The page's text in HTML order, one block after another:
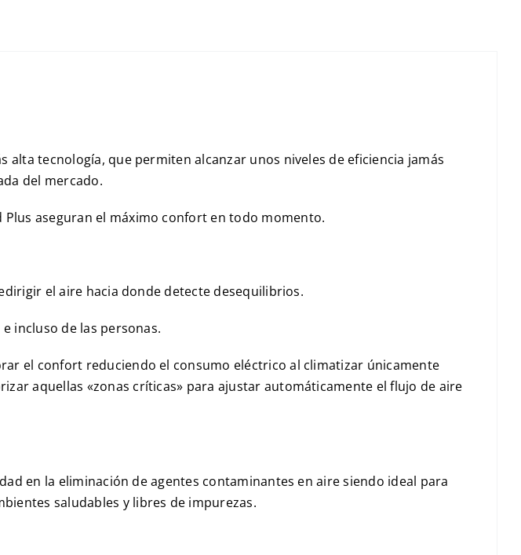
tecnología, que permiten alcanzar unos niveles de eficiencia jamás
del mercado.
aseguran el máximo confort en todo momento.
el aire hacia donde detecte desequilibrios.
incluso de las personas.
el confort reduciendo el consumo eléctrico al climatizar únicamente
aquellas «zonas críticas» para ajustar automáticamente el flujo de aire
en la eliminación de agentes contaminantes en aire siendo ideal para
saludables y libres de impurezas.